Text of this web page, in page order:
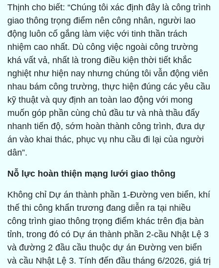
Thịnh cho biết: “Chúng tôi xác định đây là công trình
giao thông trọng điểm nên công nhân, người lao
động luôn cố gắng làm việc với tinh thần trách
nhiệm cao nhất. Dù công việc ngoài công trường
khá vất vả, nhất là trong điều kiện thời tiết khắc
nghiệt như hiện nay nhưng chúng tôi vẫn động viên
nhau bám công trường, thực hiện đúng các yêu cầu
kỹ thuật và quy định an toàn lao động với mong
muốn góp phần cùng chủ đầu tư và nhà thầu đẩy
nhanh tiến độ, sớm hoàn thành công trình, đưa dự
án vào khai thác, phục vụ nhu cầu đi lại của người
dân”.
Nỗ lực hoàn thiện mạng lưới giao thông
Không chỉ Dự án thành phần 1-Đường ven biển, khí
thế thi công khẩn trương đang diễn ra tại nhiều
công trình giao thông trọng điểm khác trên địa bàn
tỉnh, trong đó có Dự án thành phần 2-cầu Nhật Lệ 3
và đường 2 đầu cầu thuộc dự án Đường ven biển
và cầu Nhật Lệ 3. Tính đến đầu tháng 6/2026, giá trị